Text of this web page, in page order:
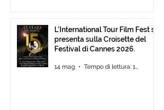
L’International Tour Film Fest si
presenta sulla Croisette del
Festival di Cannes 2026.
14 mag Tempo di lettura: 1 min